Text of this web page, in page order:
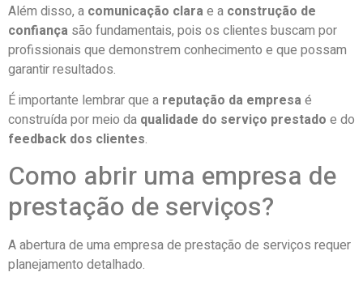
Além disso, a comunicação clarae a construção de
confiança são fundamentais, pois os clientes buscam por
profissionais que demonstrem conhecimento e que possam
garantir resultados.
É importante lembrar que a reputação da empresaé
construída por meio da qualidade do serviço prestado e do
feedback dos clientes.
Como abrir uma empresa de
prestação de serviços?
A abertura de uma empresa de prestação de serviços requer
planejamento detalhado.